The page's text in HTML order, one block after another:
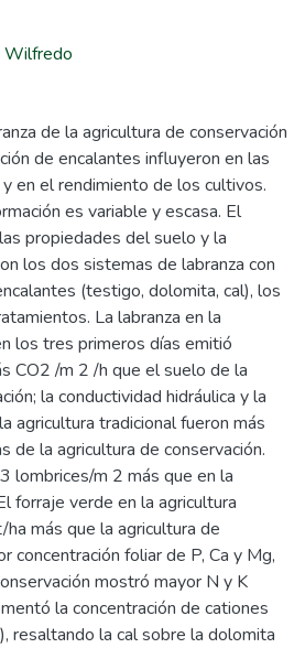
Wilfredo
de la agricultura de conservación
de encalantes influyeron en las
en el rendimiento de los cultivos.
es variable y escasa. El
propiedades del suelo y la
los dos sistemas de labranza con
(testigo, dolomita, cal), los
La labranza en la
los tres primeros días emitió
CO2 /m 2 /h que el suelo de la
la conductividad hidráulica y la
agricultura tradicional fueron más
de la agricultura de conservación.
lombrices/m 2 más que en la
forraje verde en la agricultura
más que la agricultura de
concentración foliar de P, Ca y Mg,
mostró mayor N y K
la concentración de cationes
resaltando la cal sobre la dolomita